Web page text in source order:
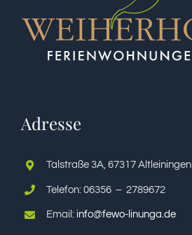
Adresse
Talstraße 3A, 67317 Altleiningen
Telefon: 06356 – 2789672
Email: info@fewo-linunga.de